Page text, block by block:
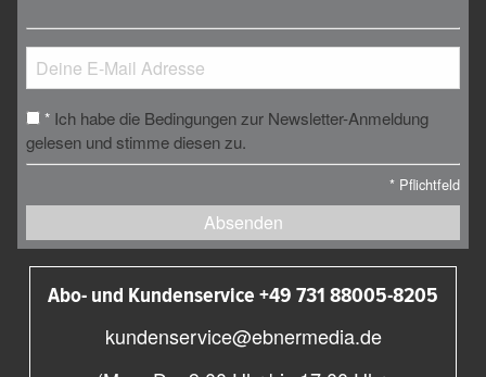
* Ich habe die Bedingungen zur Newsletter-Anmeldung
gelesen und stimme diesen zu.
* Pflichtfeld
Absenden
Abo- und Kundenservice +49 731 88005-8205
kundenservice@ebnermedia.de